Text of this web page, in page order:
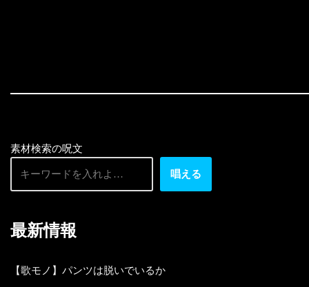
素材検索の呪文
唱える
最新情報
【歌モノ】パンツは脱いでいるか